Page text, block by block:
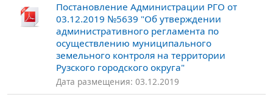
Постановление Администрации РГО от
03.12.2019 №5639 "Об утверждении
административного регламента по
осуществлению муниципального
земельного контроля на территории
Рузского городского округа"
Дата размещения: 03.12.2019